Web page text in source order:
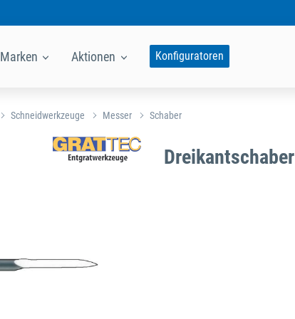
Marken Aktionen Konfiguratoren
Schneidwerkzeuge Messer Schaber
Dreikantschaber